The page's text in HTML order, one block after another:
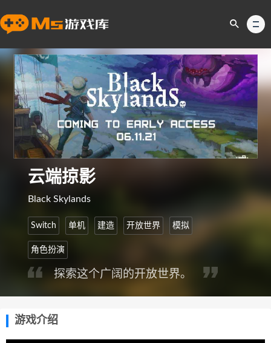
云端掠影
Black Skylands
Switch 单机 建造 开放世界 模拟
角色扮演
探索这个广阔的开放世界。
游戏介绍